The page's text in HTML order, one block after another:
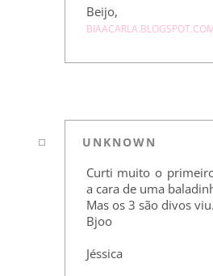
Beijo,
UNKNOWN
Curti muito o
a cara de uma
Mas os 3 são divos viu.
Bjoo
Jéssica